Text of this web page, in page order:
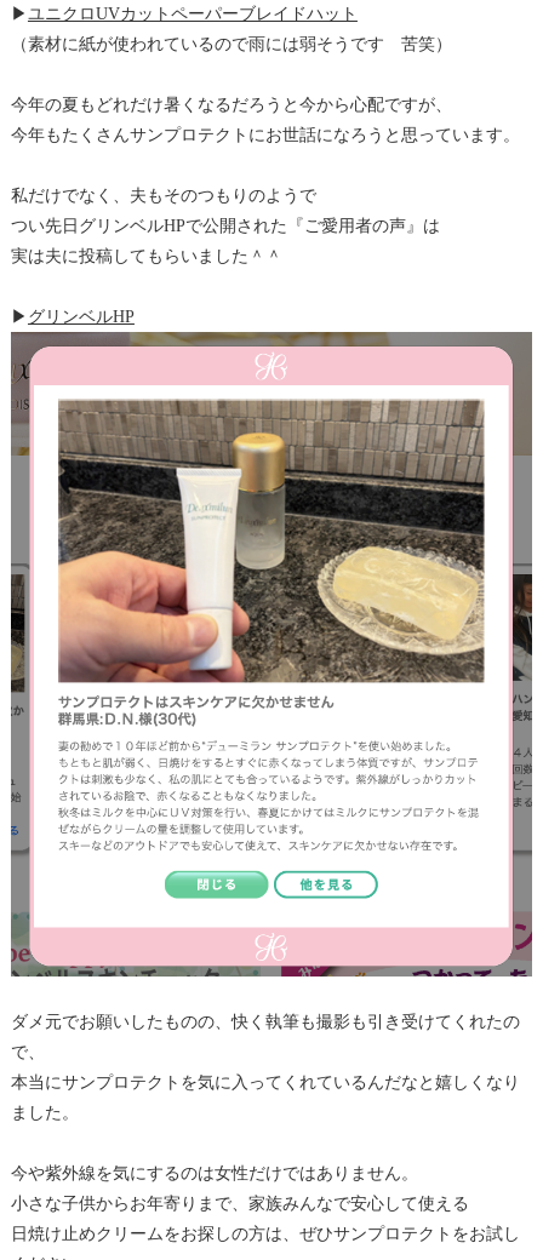
▶︎ ユニクロUVカットペーパーブレイドハット
（素材に紙が使われているので雨には弱そうです 苦笑）
今年の夏もどれだけ暑くなるだろうと今から心配ですが、
今年もたくさんサンプロテクトにお世話になろうと思っています。
私だけでなく、夫もそのつもりのようで
つい先日グリンベルHPで公開された『ご愛用者の声』は
実は夫に投稿してもらいました＾＾
▶︎ グリンベルHP
ダメ元でお願いしたものの、快く執筆も撮影も引き受けてくれたの
で、
本当にサンプロテクトを気に入ってくれているんだなと嬉しくなり
ました。
今や紫外線を気にするのは女性だけではありません。
小さな子供からお年寄りまで、家族みんなで安心して使える
日焼け止めクリームをお探しの方は、ぜひサンプロテクトをお試し